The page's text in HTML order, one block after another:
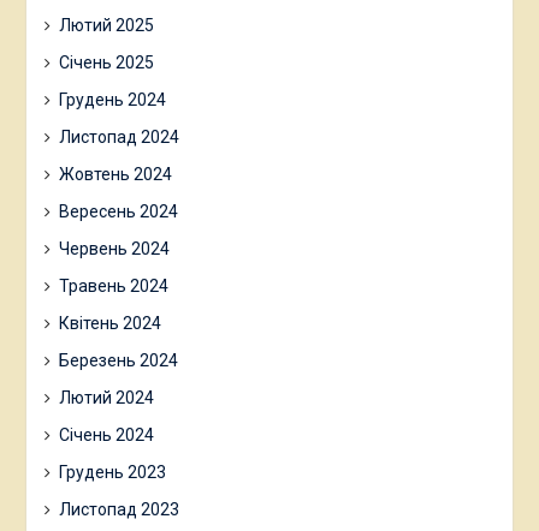
Лютий 2025
Січень 2025
Грудень 2024
Листопад 2024
Жовтень 2024
Вересень 2024
Червень 2024
Травень 2024
Квітень 2024
Березень 2024
Лютий 2024
Січень 2024
Грудень 2023
Листопад 2023